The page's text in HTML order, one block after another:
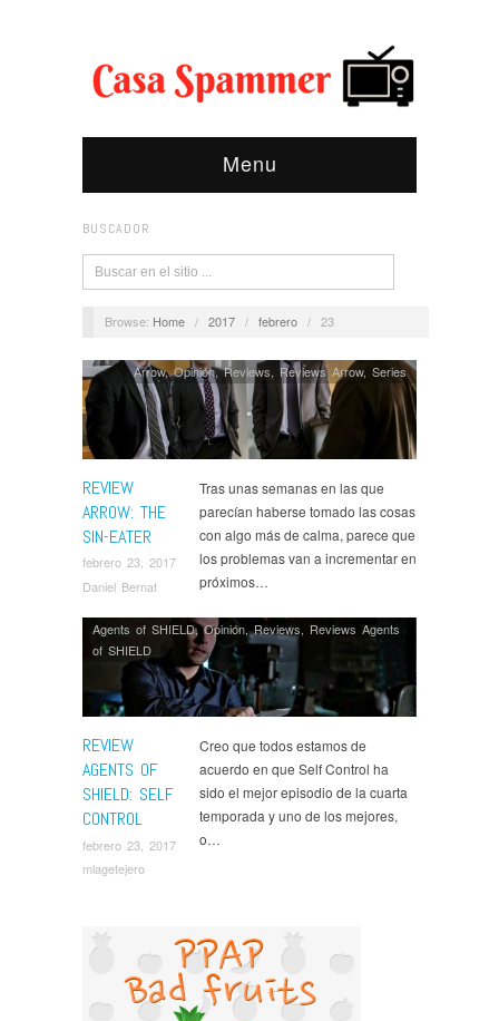
Menu
BUSCADOR
Browse: Home / 2017 / febrero / 23
REVIEW
ARROW: THE
SIN-EATER
febrero 23, 2017
Daniel Bernat
Arrow,Opinión,Reviews,Reviews Arrow,Series
Tras unas semanas en las que
parecían haberse tomado las cosas
con algo más de calma, parece que
los problemas van a incrementar en
próximos…
REVIEW
AGENTS OF
SHIELD: SELF
CONTROL
febrero 23, 2017
mlagetejero
Agents of SHIELD,Opinión,Reviews, Reviews Agents
of SHIELD
Creo que todos estamos de
acuerdo en que Self Control ha
sido el mejor episodio de la cuarta
temporada y uno de los mejores,
o…